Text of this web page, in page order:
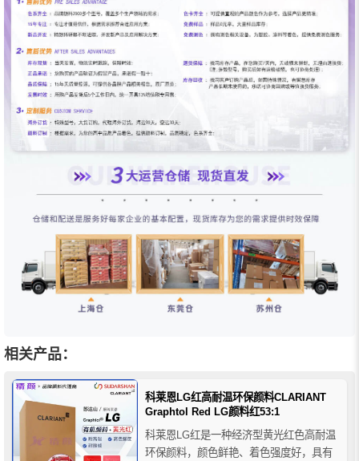
相关产品：
科莱恩LG红高耐温环保颜料CLARIANT
Graphtol Red LG颜料红53:1
科莱恩LG红是一种经济型黄光红色高耐温
环保颜料，颜色鲜艳、着色强度好，具有